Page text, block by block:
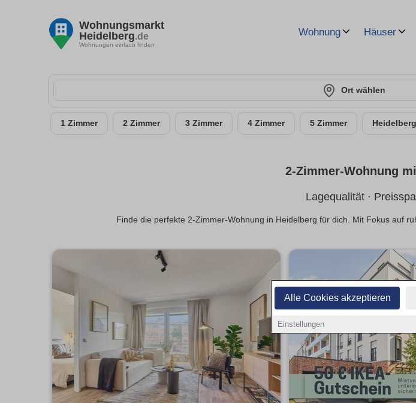
Alle Cookies akzeptieren
Einstellungen
Wohnungsmarkt
Heidelberg.de
Wohnungen einfach finden
Wohnung Häuser
Ort wählen
1 Zimmer 2 Zimmer 3 Zimmer 4 Zimmer 5 Zimmer Heidelberg
2-Zimmer-Wohnung
Lagequalität ·
Finde die perfekte 2-Zimmer-Wohnung in Heidelberg für dich. Mit Fokus auf